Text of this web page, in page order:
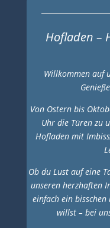
Hofladen –
Willkommen auf
Von Ostern bis
Uhr die Türen zu
Hofladen mit
Ob du Lust auf eine
unseren herzhaften
einfach ein
willst – bei